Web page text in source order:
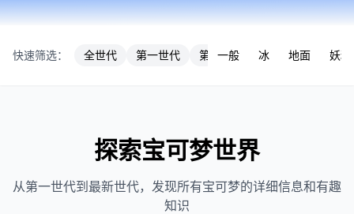
快速筛选： 全世代 第一世代 第七世代 第三世代 第九
一般 冰 地面 妖精
探索宝可梦世界
从第一世代到最新世代，发现所有宝可梦的详细信息和有趣
知识